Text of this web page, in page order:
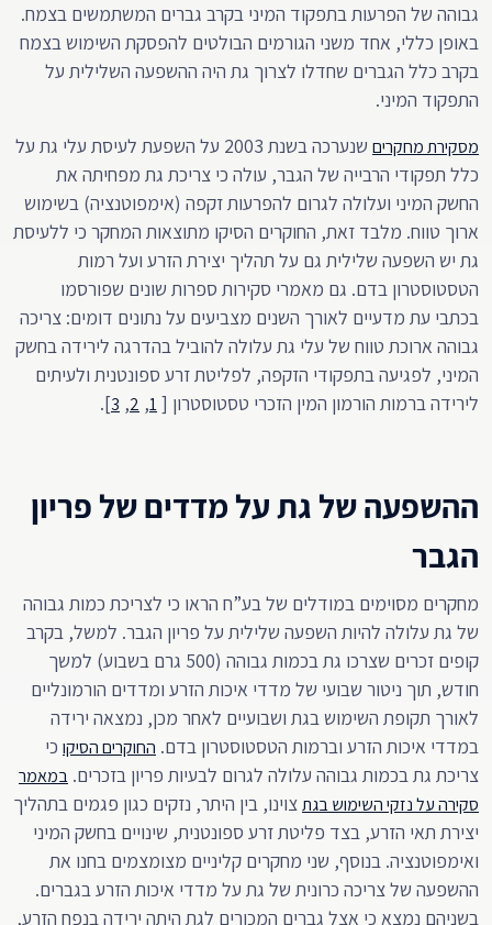
גבוהה של הפרעות בתפקוד המיני בקרב גברים המשתמשים בצמח.
באופן כללי, אחד משני הגורמים הבולטים להפסקת השימוש בצמח
בקרב כלל הגברים שחדלו לצרוך גת היה ההשפעה השלילית על
התפקוד המיני.
מסקירת מחקרים
שנערכה בשנת 2003 על השפעת לעיסת עלי גת על
כלל תפקודי הרבייה של הגבר, עולה כי צריכת גת מפחיתה את
החשק המיני ועלולה לגרום להפרעות זקפה (אימפוטנציה) בשימוש
ארוך טווח. מלבד זאת, החוקרים הסיקו מתוצאות המחקר כי ללעיסת
גת יש השפעה שלילית גם על תהליך יצירת הזרע ועל רמות
הטסטוסטרון בדם. גם מאמרי סקירות ספרות שונים שפורסמו
בכתבי עת מדעיים לאורך השנים מצביעים על נתונים דומים: צריכה
גבוהה ארוכת טווח של עלי גת עלולה להוביל בהדרגה לירידה בחשק
המיני, לפגיעה בתפקודי הזקפה, לפליטת זרע ספונטנית ולעיתים
לירידה ברמות הורמון המין הזכרי טסטוסטרון [1
,
2
,
3
].
ההשפעה של גת על מדדים של פריון
הגבר
מחקרים מסוימים במודלים של בע”ח הראו כי לצריכת כמות גבוהה
של גת עלולה להיות השפעה שלילית על פריון הגבר. למשל, בקרב
קופים זכרים שצרכו גת בכמות גבוהה (500 גרם בשבוע) למשך
חודש, תוך ניטור שבועי של מדדי איכות הזרע ומדדים הורמונליים
לאורך תקופת השימוש בגת ושבועיים לאחר מכן, נמצאה ירידה
במדדי איכות הזרע וברמות הטסטוסטרון בדם. החוקרים הסיקו כי
צריכת גת בכמות גבוהה עלולה לגרום לבעיות פריון בזכרים. במאמר
סקירה על נזקי השימוש בגתצוינו, בין היתר, נזקים כגון פגמים בתהליך
יצירת תאי הזרע, בצד פליטת זרע ספונטנית, שינויים בחשק המיני
ואימפוטנציה. בנוסף, שני מחקרים קליניים מצומצמים בחנו את
ההשפעה של צריכה כרונית של גת על מדדי איכות הזרע בגברים.
בשניהם נמצא כי אצל גברים המכורים לגת היתה ירידה בנפח הזרע,